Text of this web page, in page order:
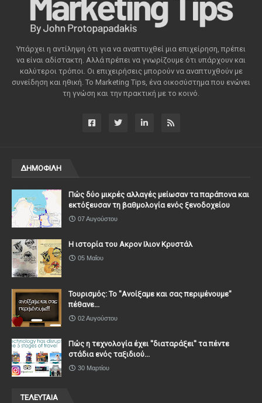
Υπάρχει η αντίληψη ότι για να αναπτυχθεί μια επιχείρηση, πρέπει
να είναι αδίστακτη. Αλλά πρέπει να γνωρίζουμε ότι υπάρχουν και
καλύτεροι τρόποι. Οι επιχειρήσεις μπορούν να αναπτυχθούν με
συνείδηση ​​και ηθική. Το Marketing Tips, ένα οικοσύστημα που ενώνει
τη γνώση και την πρακτική με το κοινό.
ΔΗΜΟΦΙΛΗ
Πώς δύο μικρές αλλαγές μείωσαν τα παράπονα και
εκτόξευσαν τη βαθμολογία ενός ξενοδοχείου
07 Αυγούστου
Η ιστορία του Ακρον Ιλιον Κρυστάλ
05 Μαΐου
Τουρισμός: Το "Ανοίξαμε και σας περιμένουμε"
πέθανε...
02 Αυγούστου
Πώς η τεχνολογία έχει ''διαταράξει'' τα πέντε
στάδια ενός ταξιδιού...
30 Μαρτίου
ΤΕΛΕΥΤΑΙΑ